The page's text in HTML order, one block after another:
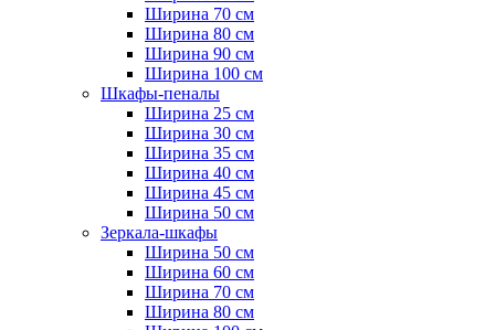
Ширина 70 см
Ширина 80 см
Ширина 90 см
Ширина 100 см
Шкафы-пеналы
Ширина 25 см
Ширина 30 см
Ширина 35 см
Ширина 40 см
Ширина 45 см
Ширина 50 см
Зеркала-шкафы
Ширина 50 см
Ширина 60 см
Ширина 70 см
Ширина 80 см